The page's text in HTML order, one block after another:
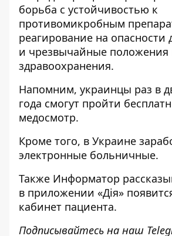
борьба с устойчивостью к
противомикробным
реагирование на опасности
и чрезвычайные положения
здравоохранения.
Напомним, украинцы раз в
года смогут пройти
медосмотр.
Кроме того, в Украине
электронные больничные.
Также Информатор
в приложении «Дія»
кабинет пациента.
Подписывайтесь на наш